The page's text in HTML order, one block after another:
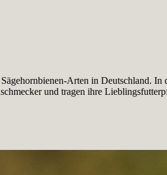
Arten in Deutschland.
und tragen ihre